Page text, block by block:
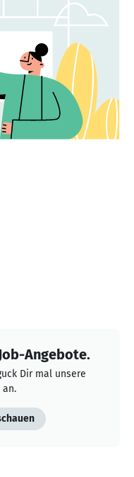
Angebote.
Dir mal unsere
an.